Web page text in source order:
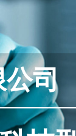
具
晶